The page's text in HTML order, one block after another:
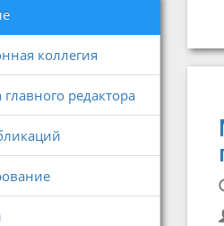
коллегия
редактора